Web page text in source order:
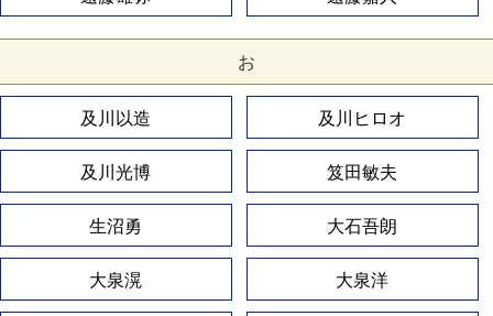
お
及川以造 及川ヒロオ
及川光博 笈田敏夫
生沼勇 大石吾朗
大泉滉 大泉洋